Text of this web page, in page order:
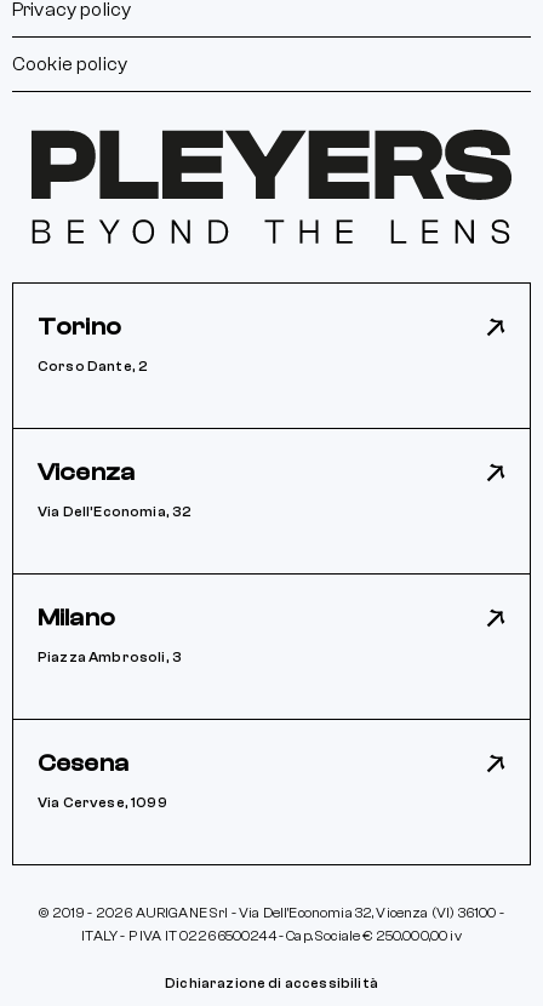
Privacy policy
Cookie policy
Torino
Corso Dante, 2
Vicenza
Via Dell’Economia, 32
Milano
Piazza Ambrosoli, 3
Cesena
Via Cervese, 1099
© 2019 - 2026 AURIGANE Srl - Via Dell’Economia 32, Vicenza (VI) 36100 -
ITALY - P IVA IT 02266500244 - Cap. Sociale € 250.000,00 iv
Dichiarazione di accessibilità